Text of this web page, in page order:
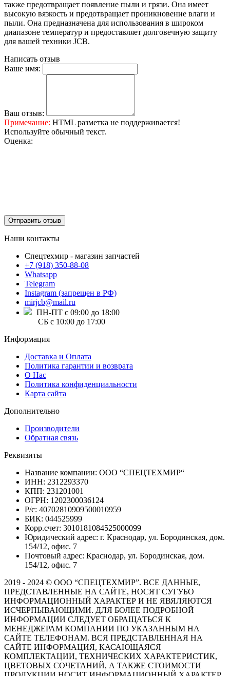
также предотвращает появление пыли и грязи. Она имеет
высокую вязкость и предотвращает проникновение влаги и
пыли. Она предназначена для использования в широком
диапазоне температур и предоставляет долговечную защиту
для вашей техники JCB.
Написать отзыв
Ваше имя:
Ваш отзыв:
Примечание: HTML разметка не поддерживается!
Используйте обычный текст.
Оценка:
Отправить отзыв
Наши контакты
Спецтехмир - магазин запчастей
+7 (918) 350-88-08
Whatsapp
Telegram
Instagram (запрещен в РФ)
mirjcb@mail.ru
ПН-ПТ с 09:00 до 18:00
СБ с 10:00 до 17:00
Информация
Доставка и Оплата
Политика гарантии и возврата
О Нас
Политика конфиденциальности
Карта сайта
Дополнительно
Производители
Обратная связь
Реквизиты
Название компании: ООО “СПЕЦТЕХМИР“
ИНН: 2312293370
КПП: 231201001
ОГРН: 1202300036124
Р/с: 40702810909500010959
БИК: 044525999
Корр.счет: 3010181084525000099
Юридический адрес: г. Краснодар, ул. Бородинская, дом.
154/12, офис. 7
Почтовый адрес: Краснодар, ул. Бородинская, дом.
154/12, офис. 7
2019 - 2024 © ООО “СПЕЦТЕХМИР”. ВСЕ ДАННЫЕ,
ПРЕДСТАВЛЕННЫЕ НА САЙТЕ, НОСЯТ СУГУБО
ИНФОРМАЦИОННЫЙ ХАРАКТЕР И НЕ ЯВЯЛЯЮТСЯ
ИСЧЕРПЫВАЮЩИМИ. ДЛЯ БОЛЕЕ ПОДРОБНОЙ
ИНФОРМАЦИИ СЛЕДУЕТ ОБРАЩАТЬСЯ К
МЕНЕДЖЕРАМ КОМПАНИИ ПО УКАЗАННЫМ НА
САЙТЕ ТЕЛЕФОНАМ. ВСЯ ПРЕДСТАВЛЕННАЯ НА
САЙТЕ ИНФОРМАЦИЯ, КАСАЮЩАЯСЯ
КОМПЛЕКТАЦИИ, ТЕХНИЧЕСКИХ ХАРАКТЕРИСТИК,
ЦВЕТОВЫХ СОЧЕТАНИЙ, А ТАКЖЕ СТОИМОСТИ